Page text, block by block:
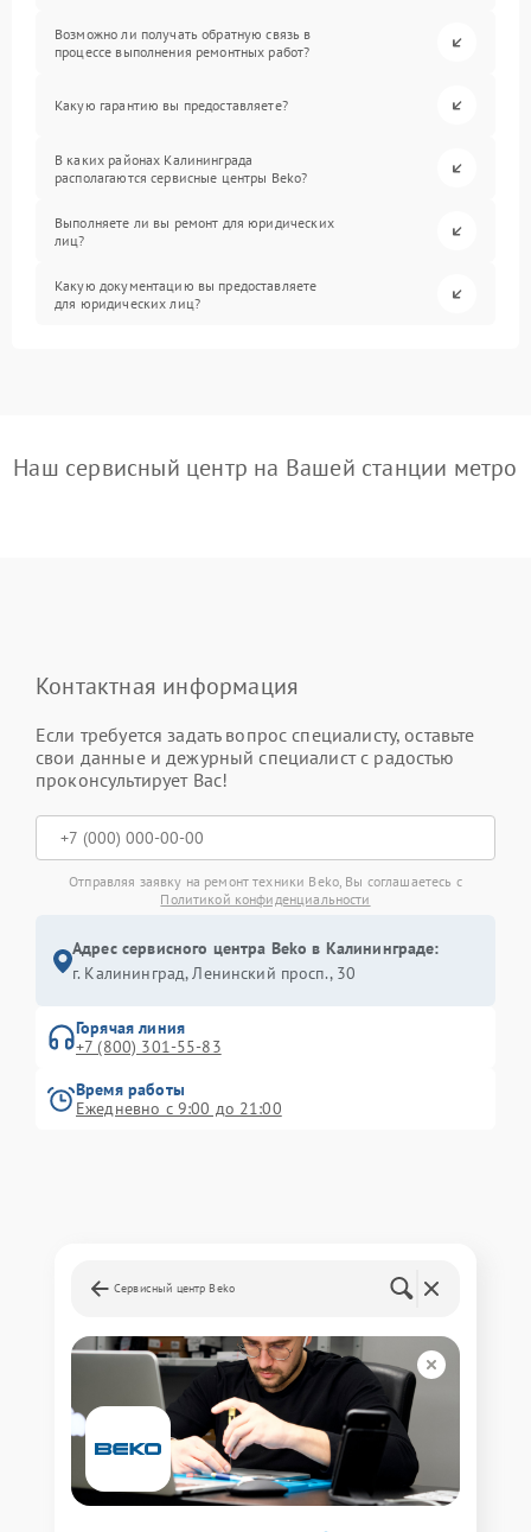
Возможно ли получать обратную связь в
процессе выполнения ремонтных работ?
Какую гарантию вы предоставляете?
В каких районах Калининграда
располагаются сервисные центры Beko?
Выполняете ли вы ремонт для юридических
лиц?
Какую документацию вы предоставляете
для юридических лиц?
Наш сервисный центр на Вашей станции метро
Контактная информация
Если требуется задать вопрос специалисту, оставьте
свои данные и дежурный специалист с радостью
проконсультирует Вас!
Отправляя заявку на ремонт техники Beko, Вы соглашаетесь с
Политикой конфиденциальности
Адрес сервисного центра Beko в Калининграде:
г. Калининград, Ленинский просп., 30
Горячая линия
+7 (800) 301-55-83
Время работы
Ежедневно с 9:00 до 21:00
Сервисный центр Beko